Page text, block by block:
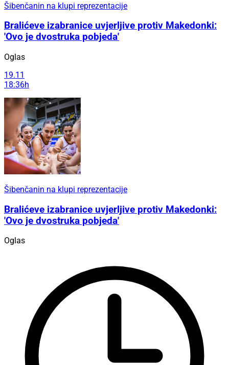
Šibenčanin na klupi reprezentacije
Bralićeve izabranice uvjerljive protiv Makedonki:
'Ovo je dvostruka pobjeda'
Oglas
19.11
18:36h
Šibenčanin na klupi reprezentacije
Bralićeve izabranice uvjerljive protiv Makedonki:
'Ovo je dvostruka pobjeda'
Oglas